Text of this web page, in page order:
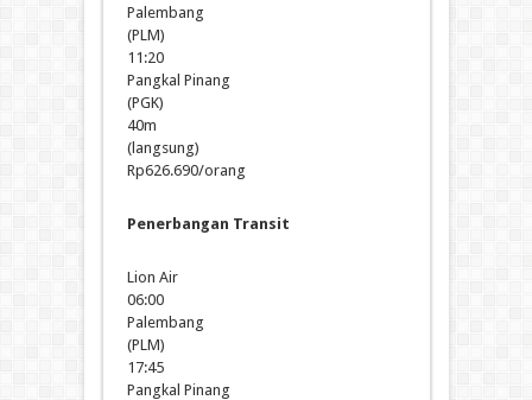
Palembang
(PLM)
11:20
Pangkal Pinang
(PGK)
40m
(langsung)
Rp626.690/orang
Penerbangan Transit
Lion Air
06:00
Palembang
(PLM)
17:45
Pangkal Pinang